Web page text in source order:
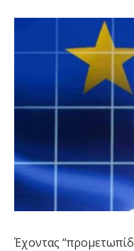
Έχοντας